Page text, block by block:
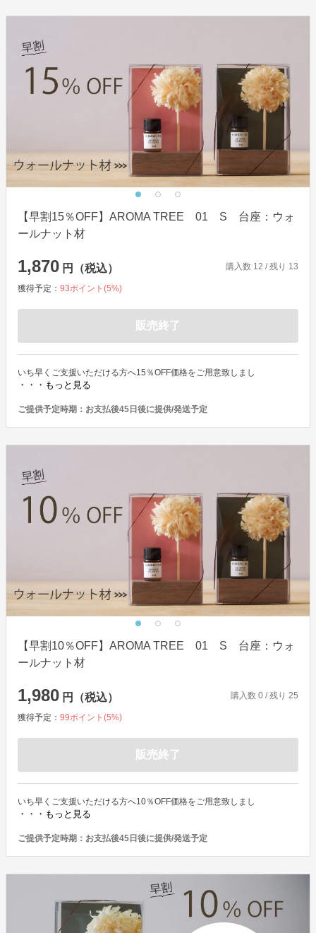
【早割15％OFF】AROMA TREE 01 S 台座：ウォ
ールナット材
1,870 円（税込） 購入数 12 / 残り 13
獲得予定： 93ポイント(5%)
販売終了
いち早くご支援いただける方へ15％OFF価格をご用意致しまし
・・・もっと見る
ご提供予定時期： お支払後45日後に提供/発送予定
【早割10％OFF】AROMA TREE 01 S 台座：ウォ
ールナット材
1,980 円（税込） 購入数 0 / 残り 25
獲得予定： 99ポイント(5%)
販売終了
いち早くご支援いただける方へ10％OFF価格をご用意致しまし
・・・もっと見る
ご提供予定時期： お支払後45日後に提供/発送予定